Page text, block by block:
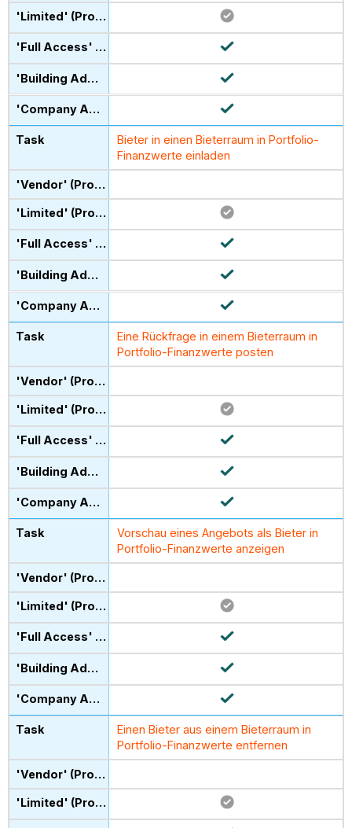
Bieter in einen Bieterraum in Portfolio-
Finanzwerte einladen
Eine Rückfrage in einem Bieterraum in
Portfolio-Finanzwerte posten
Vorschau eines Angebots als Bieter in
Portfolio-Finanzwerte anzeigen
Einen Bieter aus einem Bieterraum in
Portfolio-Finanzwerte entfernen